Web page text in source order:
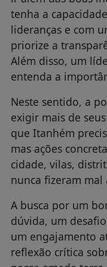
tenha a
lideranças e com
priorize a
Além disso, um
entenda a
Neste sentido, a
exigir mais de
que Itanhém
mas ações
cidade, vilas,
nunca fizeram
A busca por um
dúvida, um
um engajamento
reflexão crítica